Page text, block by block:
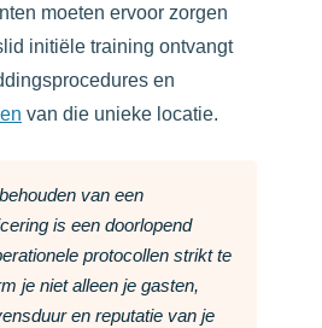
moeten ervoor zorgen
initiële training ontvangt
en
van die unieke locatie.
van een
is een doorlopend
protocollen strikt te
je niet alleen je gasten,
en reputatie van je